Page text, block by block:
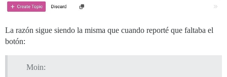
La razón sigue siendo la misma que cuando reporté que faltaba el
botón:
Moin: